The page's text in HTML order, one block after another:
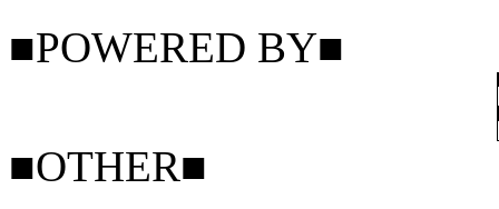
■POWERED BY■
■OTHER■